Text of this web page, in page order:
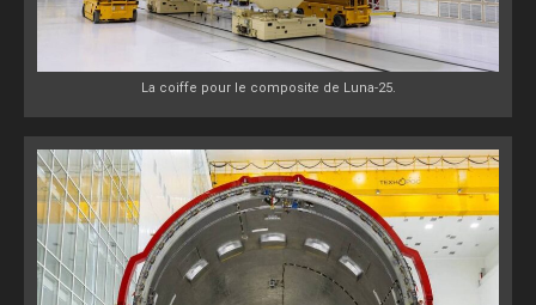
La coiffe pour le composite de Luna-25.